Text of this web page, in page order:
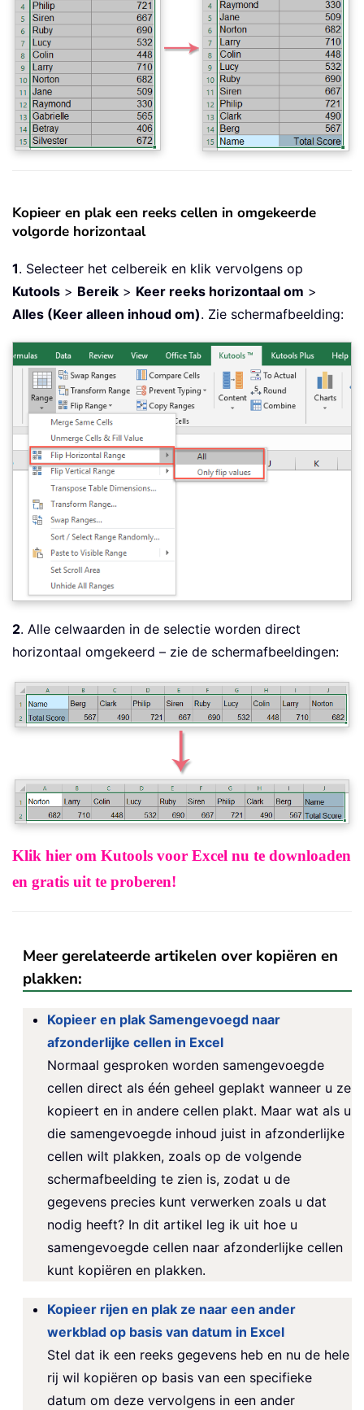
Kopieer en plak een reeks cellen in omgekeerde
volgorde horizontaal
1. Selecteer het celbereik en klik vervolgens op
Kutools > Bereik > Keer reeks horizontaal om >
Alles (Keer alleen inhoud om). Zie schermafbeelding:
2. Alle celwaarden in de selectie worden direct
horizontaal omgekeerd – zie de schermafbeeldingen:
Klik hier om Kutools voor Excel nu te downloaden
en gratis uit te proberen!
Meer gerelateerde artikelen over kopiëren en
plakken:
Kopieer en plak Samengevoegd naar
afzonderlijke cellen in Excel
Normaal gesproken worden samengevoegde
cellen direct als één geheel geplakt wanneer u ze
kopieert en in andere cellen plakt. Maar wat als u
die samengevoegde inhoud juist in afzonderlijke
cellen wilt plakken, zoals op de volgende
schermafbeelding te zien is, zodat u de
gegevens precies kunt verwerken zoals u dat
nodig heeft? In dit artikel leg ik uit hoe u
samengevoegde cellen naar afzonderlijke cellen
kunt kopiëren en plakken.
Kopieer rijen en plak ze naar een ander
werkblad op basis van datum in Excel
Stel dat ik een reeks gegevens heb en nu de hele
rij wil kopiëren op basis van een specifieke
datum om deze vervolgens in een ander